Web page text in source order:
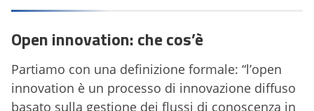
Open innovation: che cos’è
Partiamo con una definizione formale: “l’open
innovation è un processo di innovazione diffuso
basato sulla gestione dei flussi di conoscenza in